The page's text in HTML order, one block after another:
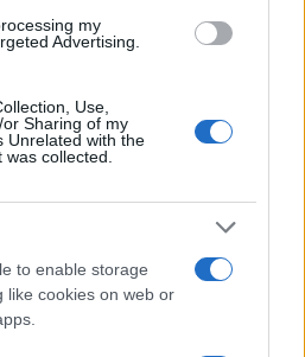
my
Advertising.
Use,
Sharing of my
Unrelated with the
collected.
to enable storage
like cookies on web or
perfecta para arroces